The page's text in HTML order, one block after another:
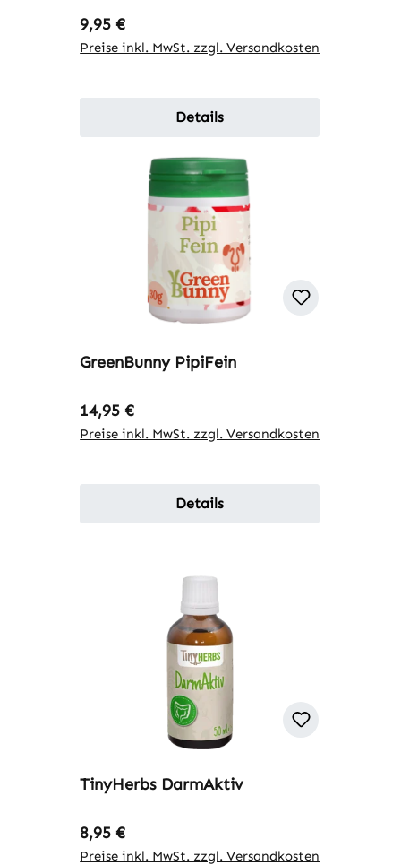
Regulärer Preis:
9,95 €
Preise inkl. MwSt. zzgl. Versandkosten
Details
GreenBunny PipiFein
Regulärer Preis:
14,95 €
Preise inkl. MwSt. zzgl. Versandkosten
Details
TinyHerbs DarmAktiv
Regulärer Preis:
8,95 €
Preise inkl. MwSt. zzgl. Versandkosten